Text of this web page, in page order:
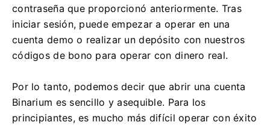
contraseña que proporcionó anteriormente. Tras
iniciar sesión, puede empezar a operar en una
cuenta demo o realizar un depósito con nuestros
códigos de bono para operar con dinero real.
Por lo tanto, podemos decir que abrir una cuenta
Binarium es sencillo y asequible. Para los
principiantes, es mucho más difícil operar con éxito